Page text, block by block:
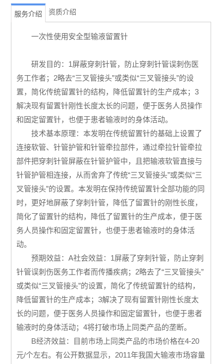
服务介绍 资质介绍
一次性使用安全型输液留置针
研发目的：1屏蔽穿刺针管，防止穿刺针管误刺伤医
务工作者；2略去“三叉管接头”或类似“三叉管接头”的设
置，简化传统留置针的结构，降低留置针的生产成本；3
解决现有留置针刚性长度太长的问题，便于医务人员操作
和固定留置针，也便于患者输液时的身体活动。
技术基本原理：本发明在传统留置针的基础上设置了
连接软管、针管护管和针管牵拉部件，通过牵拉针管牵拉
部件把穿刺针管屏蔽在针管护管中，且把输液软管直接与
针管护管相连接，从而舍弃了传统“三叉管接头”或类似“三
叉管接头”的设置。本发明在保持传统留置针全部功能的同
时，更好地屏蔽了穿刺针管，降低了留置针的刚性长度，
简化了留置针的结构，降低了留置针的生产成本，便于医
务人员操作和固定留置针，也便于患者输液时的身体活
动。
预期效益：A社会效益：1屏蔽了穿刺针管，防止穿刺
针管误刺伤医务工作者而传播疾病；2略去了“三叉管接头”
或类似“三叉管接头”的设置，简化了传统留置针的结构，
降低留置针的生产成本；3解决了现有留置针刚性长度太
长的问题，便于医务人员操作和固定留置针，也便于患者
输液时的身体活动；4将打破市场上同类产品的垄断。
B经济效益：目前市场上同类产品的市场价格在4-20
元/个左右。有公开数据显示，2011年我国大输液市场容量